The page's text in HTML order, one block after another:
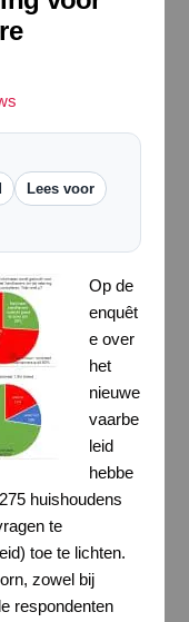
Lees voor
Op de
enquêt
e over
het
nieuwe
vaarbe
leid
hebbe
huishoudens
te
toe te lichten.
zowel bij
respondenten